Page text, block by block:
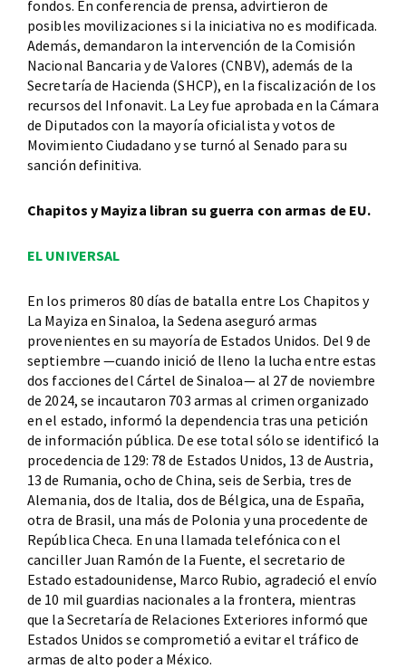
fondos. En conferencia de prensa, advirtieron de
posibles movilizaciones si la iniciativa no es modificada.
Además, demandaron la intervención de la Comisión
Nacional Bancaria y de Valores (CNBV), además de la
Secretaría de Hacienda (SHCP), en la fiscalización de los
recursos del Infonavit. La Ley fue aprobada en la Cámara
de Diputados con la mayoría oficialista y votos de
Movimiento Ciudadano y se turnó al Senado para su
sanción definitiva.
Chapitos y Mayiza libran su guerra con armas de EU.
EL UNIVERSAL
En los primeros 80 días de batalla entre Los Chapitos y
La Mayiza en Sinaloa, la Sedena aseguró armas
provenientes en su mayoría de Estados Unidos. Del 9 de
septiembre —cuando inició de lleno la lucha entre estas
dos facciones del Cártel de Sinaloa— al 27 de noviembre
de 2024, se incautaron 703 armas al crimen organizado
en el estado, informó la dependencia tras una petición
de información pública. De ese total sólo se identificó la
procedencia de 129: 78 de Estados Unidos, 13 de Austria,
13 de Rumania, ocho de China, seis de Serbia, tres de
Alemania, dos de Italia, dos de Bélgica, una de España,
otra de Brasil, una más de Polonia y una procedente de
República Checa. En una llamada telefónica con el
canciller Juan Ramón de la Fuente, el secretario de
Estado estadounidense, Marco Rubio, agradeció el envío
de 10 mil guardias nacionales a la frontera, mientras
que la Secretaría de Relaciones Exteriores informó que
Estados Unidos se comprometió a evitar el tráfico de
armas de alto poder a México.